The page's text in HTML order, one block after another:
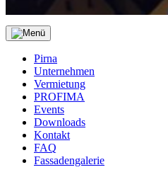
Pirna
Unternehmen
Vermietung
PROFIMA
Events
Downloads
Kontakt
FAQ
Fassadengalerie